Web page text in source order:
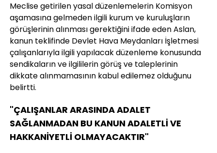
Meclise getirilen yasal düzenlemelerin Komisyon
aşamasına gelmeden ilgili kurum ve kuruluşların
görüşlerinin alınması gerektiğini ifade eden Aslan,
kanun teklifinde Devlet Hava Meydanları İşletmesi
çalışanlarıyla ilgili yapılacak düzenleme konusunda
sendikaların ve ilgililerin görüş ve taleplerinin
dikkate alınmamasının kabul edilemez olduğunu
belirtti.
"ÇALIŞANLAR ARASINDA ADALET
SAĞLANMADAN BU KANUN ADALETLİ VE
HAKKANİYETLİ OLMAYACAKTIR"